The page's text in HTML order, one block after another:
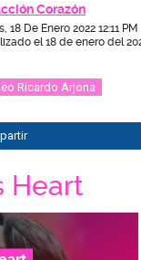
Corazón
18 De Enero 2022 12:11 PM
el 18 de enero del
Ricardo Arjona
Heart